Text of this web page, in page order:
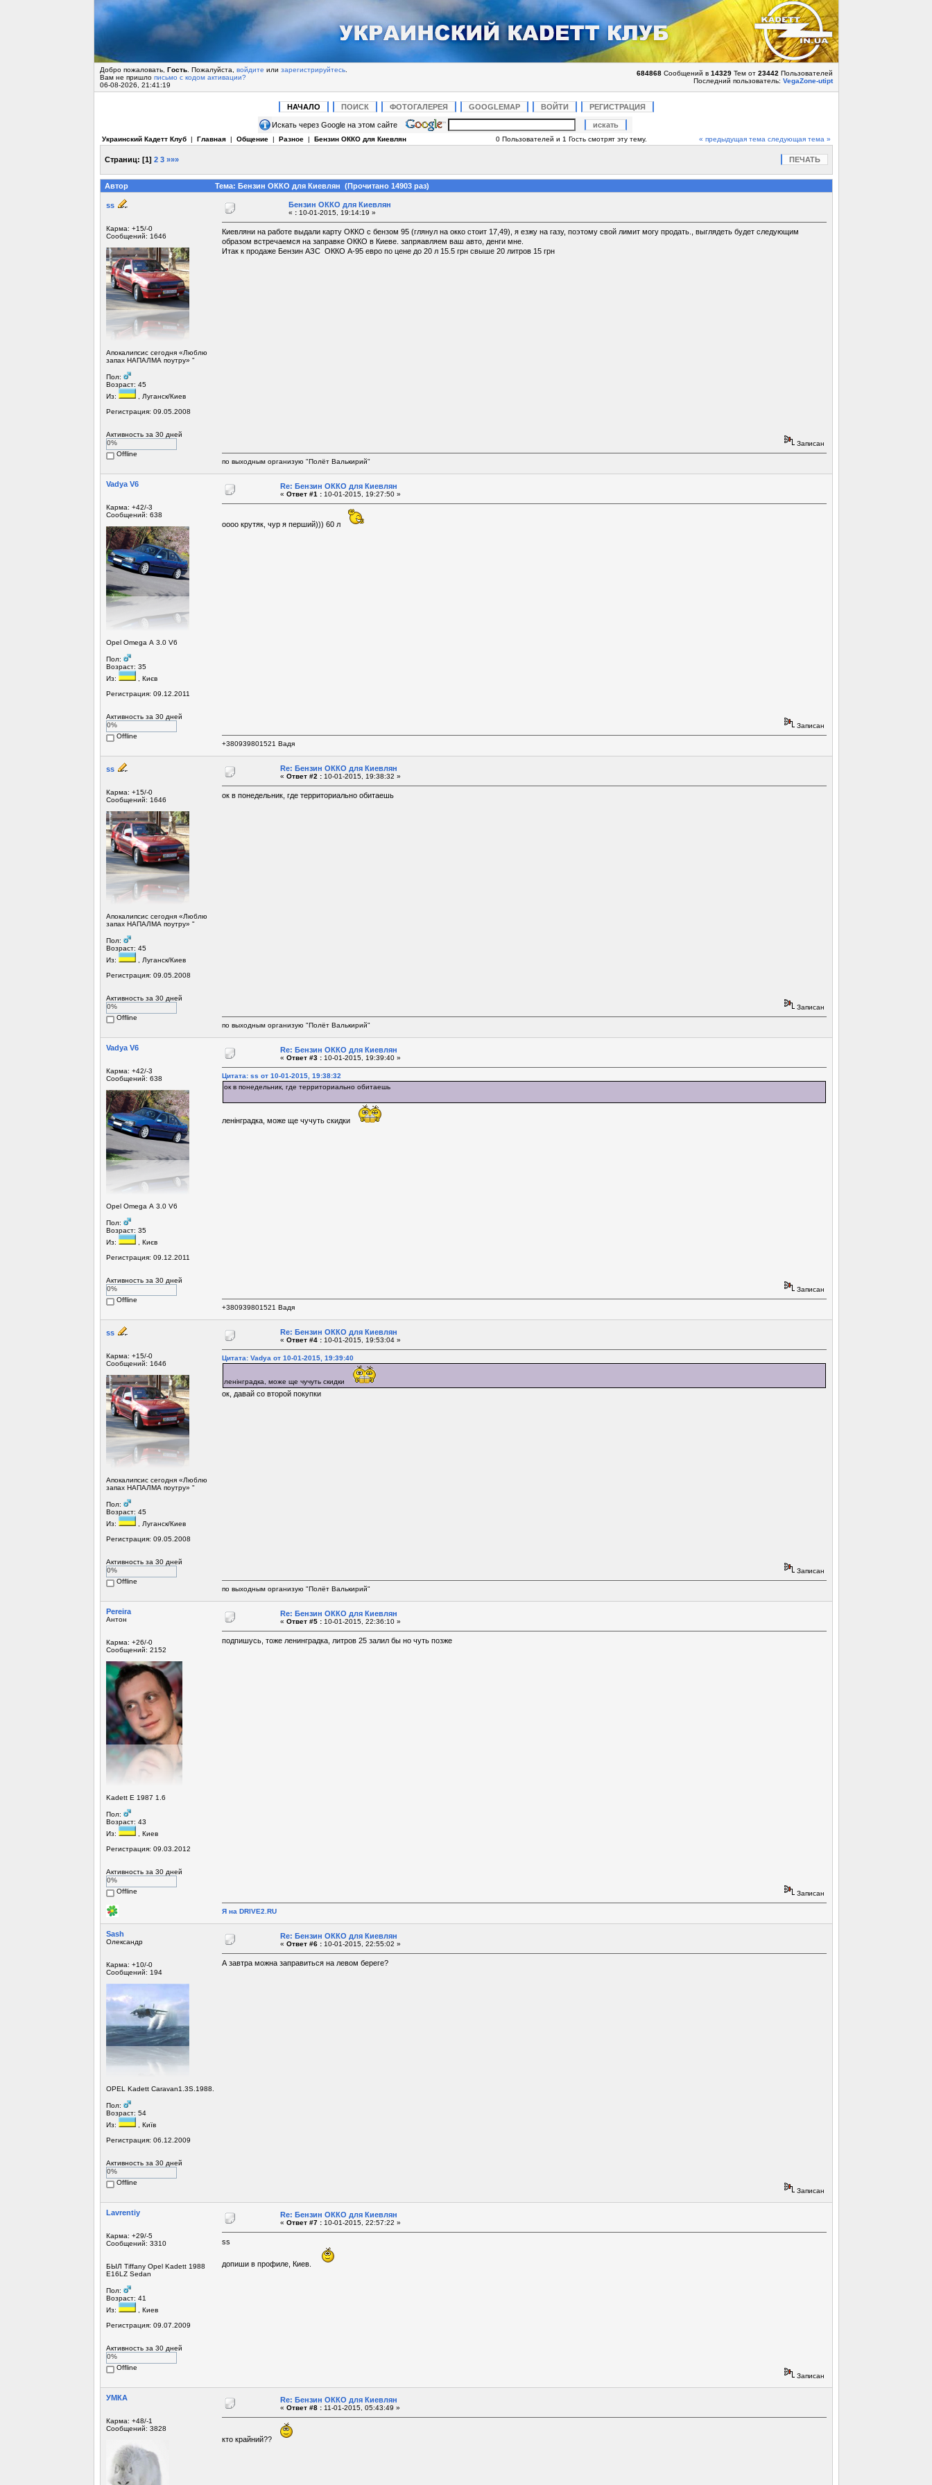
Добро пожаловать, Гость. Пожалуйста, войдите или зарегистрируйтесь.
Вам не пришло письмо с кодом активации?
06-08-2026, 21:41:19
684868Сообщений в 14329Тем от 23442 Пользователей
Последний пользователь: VegaZone-utipt
НАЧАЛО ПОИСК ФОТОГАЛЕРЕЯ GOOGLEMAP ВОЙТИ РЕГИСТРАЦИЯ
Искать через Google на этом сайте
Украинский Кадетт Клуб| Главная| Общение| Разное| Бензин ОККО для Киевлян 0 Пользователей и 1 Гость смотрят эту тему. « предыдущая тема следующая тема »
Страниц: [1] 2 3 »»» ПЕЧАТЬ
Автор Тема: Бензин ОККО для Киевлян (Прочитано 14903 раз)
ss
Карма: +15/-0
Сообщений: 1646
Апокалипсис сегодня «Люблю
запах НАПАЛМА поутру» "
Пол:
Возраст: 45
Из:
, Луганск/Киев
Регистрация: 09.05.2008
Активность за 30 дней
0%
Offline
Бензин ОККО для Киевлян
« :10-01-2015, 19:14:19 »
Киевляни на работе выдали карту ОККО с бензом 95 (глянул на окко стоит 17,49), я езжу на газу, поэтому свой лимит могу продать., выглядеть будет следующим
образом встречаемся на заправке ОККО в Киеве. запряавляем ваш авто, денги мне.
Итак к продаже Бензин АЗС ОККО А-95 евро по цене до 20 л 15.5 грн свыше 20 литров 15 грн
Записан
по выходным организую "Полёт Валькирий"
Vadya V6
Карма: +42/-3
Сообщений: 638
Opel Omega А 3.0 V6
Пол:
Возраст: 35
Из:
, Києв
Регистрация: 09.12.2011
Активность за 30 дней
0%
Offline
Re: Бензин ОККО для Киевлян
« Ответ #1 :10-01-2015, 19:27:50 »
оооо крутяк, чур я перший))) 60 л
Записан
+380939801521 Вадя
ss
Карма: +15/-0
Сообщений: 1646
Апокалипсис сегодня «Люблю
запах НАПАЛМА поутру» "
Пол:
Возраст: 45
Из:
, Луганск/Киев
Регистрация: 09.05.2008
Активность за 30 дней
0%
Offline
Re: Бензин ОККО для Киевлян
« Ответ #2 :10-01-2015, 19:38:32 »
ок в понедельник, где территориально обитаешь
Записан
по выходным организую "Полёт Валькирий"
Vadya V6
Карма: +42/-3
Сообщений: 638
Opel Omega А 3.0 V6
Пол:
Возраст: 35
Из:
, Києв
Регистрация: 09.12.2011
Активность за 30 дней
0%
Offline
Re: Бензин ОККО для Киевлян
« Ответ #3 :10-01-2015, 19:39:40 »
Цитата: ss от 10-01-2015, 19:38:32
ок в понедельник, где территориально обитаешь
ленінградка, може ще чучуть скидки
Записан
+380939801521 Вадя
ss
Карма: +15/-0
Сообщений: 1646
Апокалипсис сегодня «Люблю
запах НАПАЛМА поутру» "
Пол:
Возраст: 45
Из:
, Луганск/Киев
Регистрация: 09.05.2008
Активность за 30 дней
0%
Offline
Re: Бензин ОККО для Киевлян
« Ответ #4 :10-01-2015, 19:53:04 »
Цитата: Vadya от 10-01-2015, 19:39:40
ленінградка, може ще чучуть скидки
ок, давай со второй покупки
Записан
по выходным организую "Полёт Валькирий"
Pereira
Антон
Карма: +26/-0
Сообщений: 2152
Kadett E 1987 1.6
Пол:
Возраст: 43
Из:
, Киев
Регистрация: 09.03.2012
Активность за 30 дней
0%
Offline
Re: Бензин ОККО для Киевлян
« Ответ #5 :10-01-2015, 22:36:10 »
подпишусь, тоже ленинградка, литров 25 залил бы но чуть позже
Записан
Я на DRIVE2.RU
Sash
Олександр
Карма: +10/-0
Сообщений: 194
OPEL Kadett Caravan1.3S.1988.
Пол:
Возраст: 54
Из:
, Київ
Регистрация: 06.12.2009
Активность за 30 дней
0%
Offline
Re: Бензин ОККО для Киевлян
« Ответ #6 :10-01-2015, 22:55:02 »
А завтра можна заправиться на левом береге?
Записан
Lavrentiy
Карма: +29/-5
Сообщений: 3310
БЫЛ Tiffany Opel Kadett 1988
E16LZ Sedan
Пол:
Возраст: 41
Из:
, Киев
Регистрация: 09.07.2009
Активность за 30 дней
0%
Offline
Re: Бензин ОККО для Киевлян
« Ответ #7 :10-01-2015, 22:57:22 »
ss
допиши в профиле, Киев.
Записан
УМКА
Карма: +48/-1
Сообщений: 3828
Re: Бензин ОККО для Киевлян
« Ответ #8 :11-01-2015, 05:43:49 »
кто крайний??